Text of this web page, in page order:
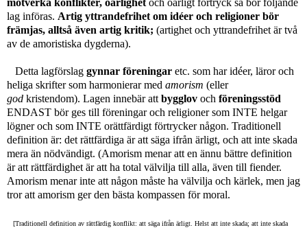
motverka konflikter, oärlighet och oärligt förtryck så bör följande
lag införas. Artig yttrandefrihet om idéer och religioner bör
främjas, alltså även artig kritik; (artighet och yttrandefrihet är två
av de amoristiska dygderna).
Detta lagförslag gynnar föreningar etc. som har idéer, läror och
heliga skrifter som harmonierar med amorism (eller
god kristendom). Lagen innebär att bygglov och föreningsstöd
ENDAST bör ges till föreningar och religioner som INTE helgar
lögner och som INTE orättfärdigt förtrycker någon. Traditionell
definition är: det rättfärdiga är att säga ifrån ärligt, och att inte skada
mera än nödvändigt. (Amorism menar att en ännu bättre definition
är att rättfärdighet är att ha total välvilja till alla, även till fiender.
Amorism menar inte att någon måste ha välvilja och kärlek, men jag
tror att amorism ger den bästa kompassen för moral.
[Traditionell definition av rättfärdig konflikt: att säga ifrån ärligt. Helst att inte skada; att inte skada